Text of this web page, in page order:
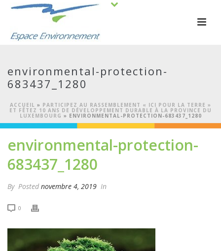
environmental-protection-
683437_1280
ACCUEIL » PARTICIPEZ AU RASSEMBLEMENT « ICI POUR LA TERRE »
ET FÊTEZ 10 ANS DE DÉVELOPPEMENT DURABLE À LA PROVINCE DU
LUXEMBOURG » ENVIRONMENTAL-PROTECTION-683437_1280
environmental-protection-
683437_1280
By Posted novembre 4, 2019 In
0